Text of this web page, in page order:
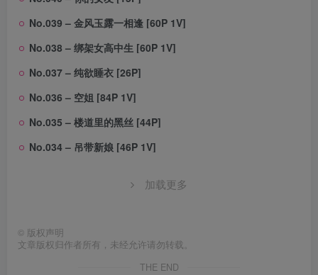
No.039 – 金风玉露一相逢 [60P 1V]
No.038 – 绑架女高中生 [60P 1V]
No.037 – 纯欲睡衣 [26P]
No.036 – 空姐 [84P 1V]
No.035 – 楼道里的黑丝 [44P]
No.034 – 吊带新娘 [46P 1V]
加载更多
© 版权声明
文章版权归作者所有，未经允许请勿转载。
THE END